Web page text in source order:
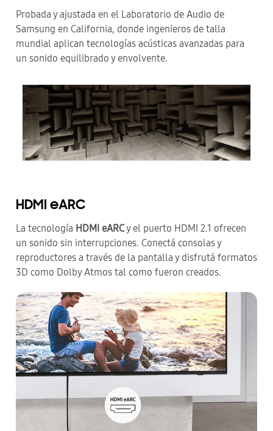
Probada y ajustada en el Laboratorio de Audio de
Samsung en California, donde ingenieros de talla
mundial aplican tecnologías acústicas avanzadas para
un sonido equilibrado y envolvente.
HDMI eARC
La tecnología HDMI eARCy el puerto HDMI 2.1 ofrecen
un sonido sin interrupciones. Conectá consolas y
reproductores a través de la pantalla y disfrutá formatos
3D como Dolby Atmos tal como fueron creados.